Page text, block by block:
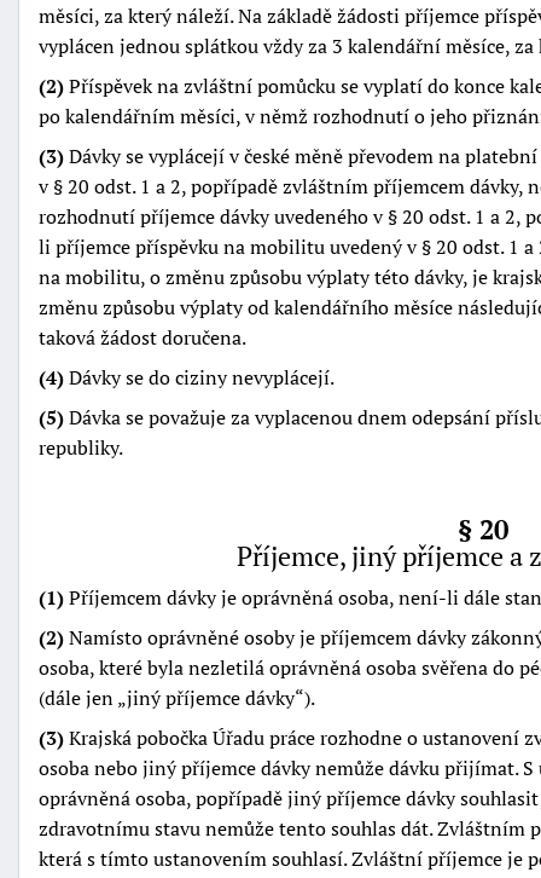
měsíci, za který náleží. Na základě žádosti příjemce
vyplácen jednou splátkou vždy za 3 kalendářní měsíce,
(2)Příspěvek na zvláštní pomůcku se vyplatí do konce
po kalendářním měsíci, v němž rozhodnutí o jeho
(3)Dávky se vyplácejí v české měně převodem na
v § 20 odst. 1 a 2, popřípadě zvláštním příjemcem dávky,
rozhodnutí příjemce dávky uvedeného v § 20 odst. 1 a 2,
li příjemce příspěvku na mobilitu uvedený v § 20 odst. 1
na mobilitu, o změnu způsobu výplaty této dávky, je
změnu způsobu výplaty od kalendářního měsíce
taková žádost doručena.
(4)Dávky se do ciziny nevyplácejí.
(5)Dávka se považuje za vyplacenou dnem odepsání
republiky.
§ 20
Příjemce, jiný příjemce a
(1)Příjemcem dávky je oprávněná osoba, není-li dále
(2)Namísto oprávněné osoby je příjemcem dávky
osoba, které byla nezletilá oprávněná osoba svěřena do
(dále jen jiný příjemce dávky ).
(3)Krajská pobočka Úřadu práce rozhodne o ustanovení
osoba nebo jiný příjemce dávky nemůže dávku přijímat.
oprávněná osoba, popřípadě jiný příjemce dávky
zdravotnímu stavu nemůže tento souhlas dát. Zvláštním
která s tímto ustanovením souhlasí. Zvláštní příjemce je